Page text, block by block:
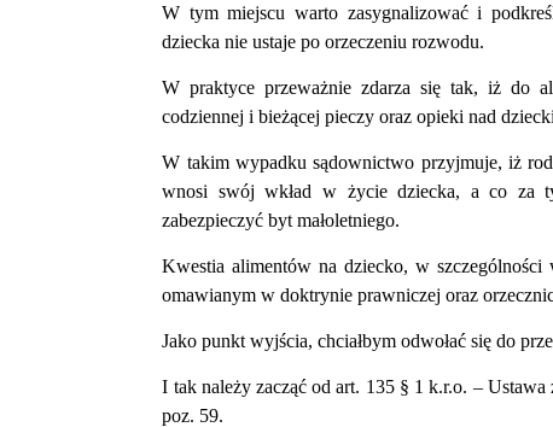
W tym miejscu warto zasygnalizować i
dziecka nie ustaje po orzeczeniu rozwodu.
W praktyce przeważnie zdarza się tak, iż do
codziennej i bieżącej pieczy oraz opieki nad
W takim wypadku sądownictwo przyjmuje, iż
wnosi swój wkład w życie dziecka, a co za
zabezpieczyć byt małoletniego.
Kwestia alimentów na dziecko, w
omawianym w doktrynie prawniczej oraz
Jako punkt wyjścia, chciałbym odwołać się do
I tak należy zacząć od art. 135 § 1 k.r.o. –
poz. 59.